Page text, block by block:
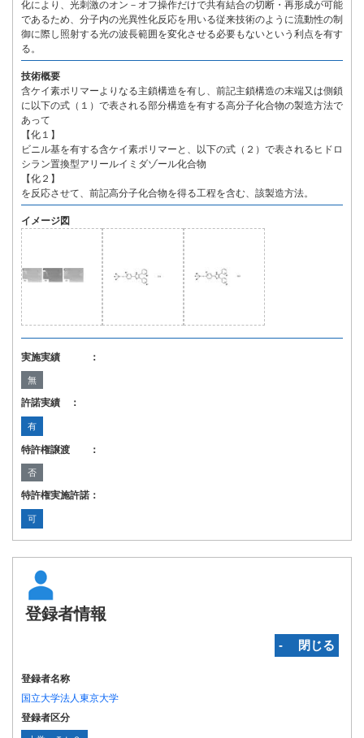
化により、光刺激のオン－オフ操作だけで共有結合の切断・再形成が可能
であるため、分子内の光異性化反応を用いる従来技術のように流動性の制
御に際し照射する光の波長範囲を変化させる必要もないという利点を有す
る。
技術概要
含ケイ素ポリマーよりなる主鎖構造を有し、前記主鎖構造の末端又は側鎖
に以下の式（１）で表される部分構造を有する高分子化合物の製造方法で
あって
【化１】
ビニル基を有する含ケイ素ポリマーと、以下の式（２）で表されるヒドロ
シラン置換型アリールイミダゾール化合物
【化２】
を反応させて、前記高分子化合物を得る工程を含む、該製造方法。
イメージ図
実施実績 ：
無
許諾実績 ：
有
特許権譲渡 ：
否
特許権実施許諾：
可
登録者情報
‐ 閉じる
登録者名称
国立大学法人東京大学
登録者区分